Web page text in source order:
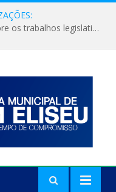
Câmara Municipal de Dom Eliseu abre os trabalhos legislativos do segundo semestre